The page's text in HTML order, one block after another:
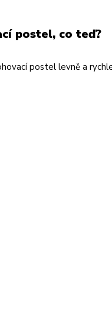
postel, co teď?
postel levně a